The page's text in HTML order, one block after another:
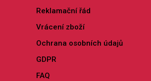
Reklamační řád
Vrácení zboží
Ochrana osobních údajů
GDPR
FAQ